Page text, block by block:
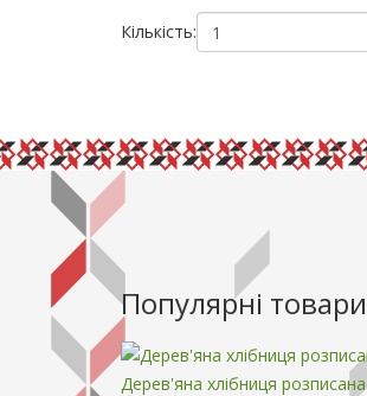
Кількість:
Популярні товари
Дерев'яна хлібниця розписана